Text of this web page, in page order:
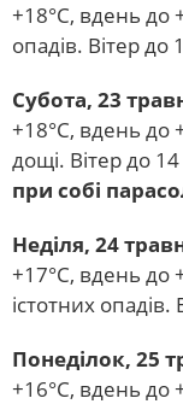
+18°C, вдень до
опадів. Вітер до
Субота, 23
+18°C, вдень до
дощі. Вітер до
при собі
Неділя, 24
+17°C, вдень до
істотних
Понеділок, 25
+16°C, вдень до